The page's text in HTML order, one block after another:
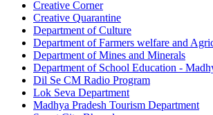
Creative Corner
Creative Quarantine
Department of Culture
Department of Farmers welfare and
Department of Mines and Minerals
Department of School Education -
Dil Se CM Radio Program
Lok Seva Department
Madhya Pradesh Tourism Department